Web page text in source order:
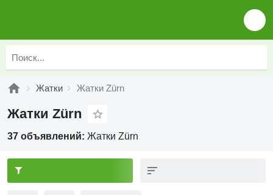
Жатки Жатки Zürn
Жатки Zürn
37 объявлений: Жатки Zürn